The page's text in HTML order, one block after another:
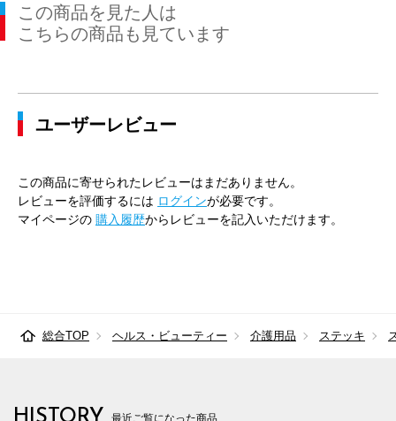
この商品を見た人は
こちらの商品も見ています
ユーザーレビュー
この商品に寄せられたレビューはまだありません。
レビューを評価するには ログインが必要です。
マイページの 購入履歴からレビューを記入いただけます。
総合TOP ヘルス・ビューティー 介護用品 ステッキ
最近ご覧になった商品